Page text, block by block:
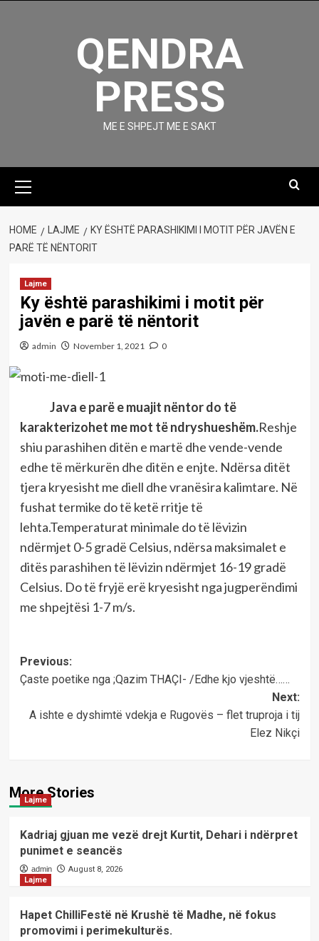
QENDRA
PRESS
ME E SHPEJT ME E SAKT
Menu
HOME LAJME
KY ËSHTË PARASHIKIMI I MOTIT PËR JAVËN E
PARË TË NËNTORIT
Lajme
Ky është parashikimi i motit për
javën e parë të nëntorit
admin November 1, 2021 0
Java e parë e muajit nëntor do të
karakterizohet me mot të ndryshueshëm.Reshje
shiu parashihen ditën e martë dhe vende-vende
edhe të mërkurën dhe ditën e enjte. Ndërsa ditët
tjera kryesisht me diell dhe vranësira kalimtare. Në
fushat termike do të ketë rritje të
lehta.Temperaturat minimale do të lëvizin
ndërmjet 0-5 gradë Celsius, ndërsa maksimalet e
ditës parashihen të lëvizin ndërmjet 16-19 gradë
Celsius. Do të fryjë erë kryesisht nga jugperëndimi
me shpejtësi 1-7 m/s.
Post
navigation
Previous:
Çaste poetike nga ;Qazim THAÇI- /Edhe kjo vjeshtë……
Next:
A ishte e dyshimtë vdekja e Rugovës – flet truproja i tij
Elez Nikçi
More Stories
Lajme
Kadriaj gjuan me vezë drejt Kurtit, Dehari i ndërpret
punimet e seancës
admin
August 8, 2026
Lajme
Hapet ChilliFestë në Krushë të Madhe, në fokus
promovimi i perimekulturës.